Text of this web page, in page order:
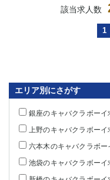
該当求人数
1
エリア別にさがす
銀座のキャバクラボー
上野のキャバクラボー
六本木のキャバクラボ
池袋のキャバクラボー